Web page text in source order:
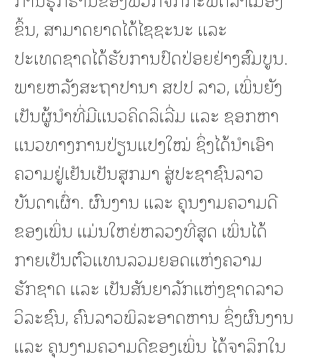
ຂຶ້ນ, ສາມາດຍາດໄດ້ໄຊຊະນະ ແລະ
ປະເທດຊາດໄດ້ຮັບການປົດປ່ອຍຢ່າງສົມບູນ.
ພາຍຫລັງສະຖາປານາ ສປປ ລາວ, ເພິ່ນຍັງ
ເປັນຜູ້ນໍາທີ່ມີແນວຄິດລິເລີ່ມ ແລະ ຊອກຫາ
ແນວທາງການປ່ຽນແປງໃໝ່ ຊຶ່ງໄດ້ນໍາເອົາ
ຄວາມຢູ່ເຢັນເປັນສຸກມາ ສູ່ປະຊາຊົນລາວ
ບັນດາເຜົ່າ. ຜົນງານ ແລະ ຄຸນງາມຄວາມດີ
ຂອງເພິ່ນ ແມ່ນໃຫຍ່ຫລວງທີ່ສຸດ ເພິ່ນໄດ້
ກາຍເປັນຕົວແທນລວມຍອດແຫ່ງຄວາມ
ຮັກຊາດ ແລະ ເປັນສັນຍາລັກແຫ່ງຊາດລາວ
ວິລະຊົນ, ຄົນລາວພິລະອາດຫານ ຊຶ່ງຜົນງານ
ແລະ ຄຸນງາມຄວາມດີຂອງເພິ່ນ ໄດ້ຈາລຶກໃນ